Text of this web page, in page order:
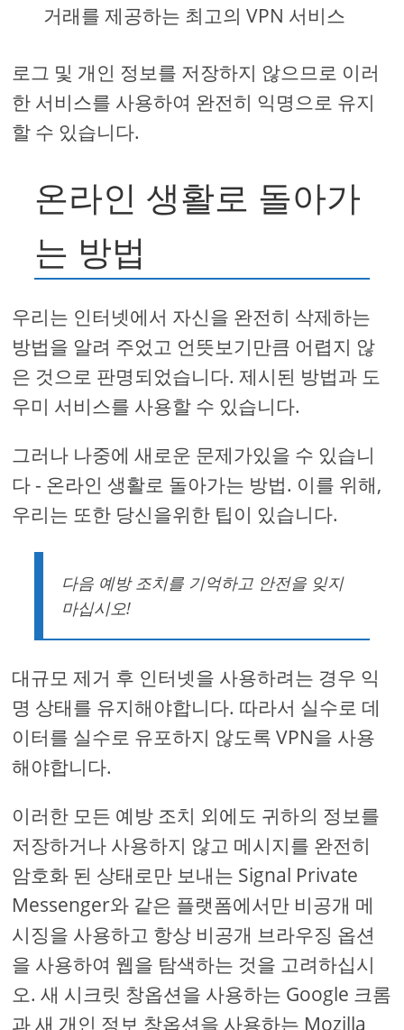
거래를 제공하는 최고의 VPN 서비스
로그 및 개인 정보를 저장하지 않으므로 이러
한 서비스를 사용하여 완전히 익명으로 유지
할 수 있습니다.
온라인 생활로 돌아가
는 방법
우리는 인터넷에서 자신을 완전히 삭제하는
방법을 알려 주었고 언뜻보기만큼 어렵지 않
은 것으로 판명되었습니다. 제시된 방법과 도
우미 서비스를 사용할 수 있습니다.
그러나 나중에 새로운 문제가있을 수 있습니
다 - 온라인 생활로 돌아가는 방법. 이를 위해,
우리는 또한 당신을위한 팁이 있습니다.
다음 예방 조치를 기억하고 안전을 잊지
마십시오!
대규모 제거 후 인터넷을 사용하려는 경우 익
명 상태를 유지해야합니다. 따라서 실수로 데
이터를 실수로 유포하지 않도록 VPN을 사용
해야합니다.
이러한 모든 예방 조치 외에도 귀하의 정보를
저장하거나 사용하지 않고 메시지를 완전히
암호화 된 상태로만 보내는 Signal Private
Messenger와 같은 플랫폼에서만 비공개 메
시징을 사용하고 항상 비공개 브라우징 옵션
을 사용하여 웹을 탐색하는 것을 고려하십시
오. 새 시크릿 창옵션을 사용하는 Google 크롬
과 새 개인 정보 창옵션을 사용하는 Mozilla